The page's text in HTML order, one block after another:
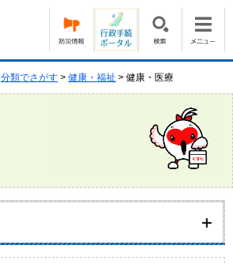
分類でさがす > 健康・福祉 > 健康・医療